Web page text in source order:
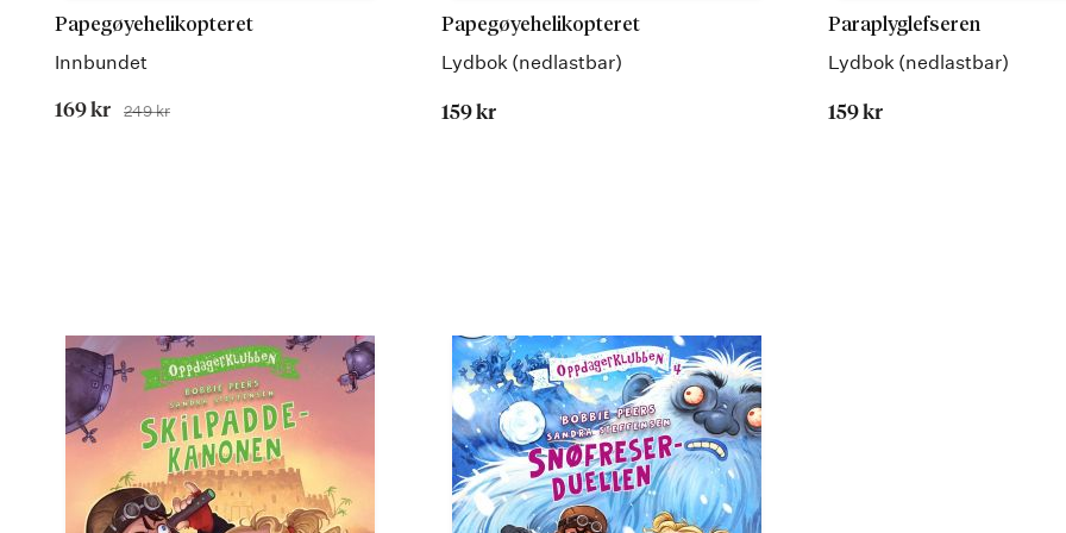
Papegøyehelikopteret
Innbundet
Tilbudspris
169 kr Før
249 kr
Papegøyehelikopteret
Lydbok (nedlastbar)
159 kr
Paraplyglefseren
Lydbok (nedlastbar)
159 kr